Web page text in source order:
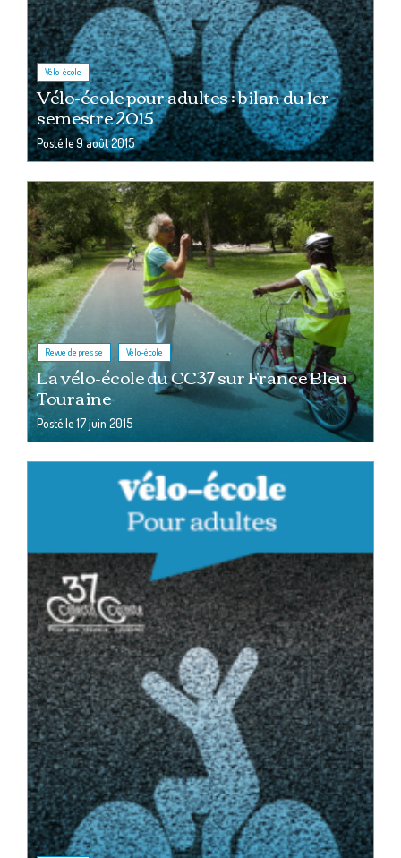
Vélo-école
Vélo-école pour adultes : bilan du 1er
semestre 2015
Posté le9 août 2015
Revue de presse Vélo-école
La vélo-école du CC37 sur France Bleu
Touraine
Posté le17 juin 2015